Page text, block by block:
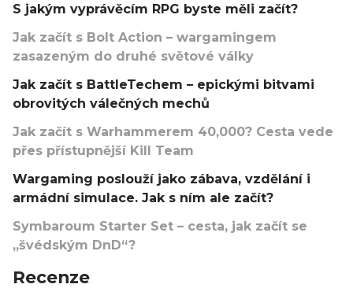
S jakým vyprávěcím RPG byste měli začít?
Jak začít s Bolt Action – wargamingem
zasazeným do druhé světové války
Jak začít s BattleTechem – epickými bitvami
obrovitých válečných mechů
Jak začít s Warhammerem 40,000? Cesta vede
přes přístupnější Kill Team
Wargaming poslouží jako zábava, vzdělání i
armádní simulace. Jak s ním ale začít?
Symbaroum Starter Set – cesta, jak začít se
„švédským DnD“?
Recenze